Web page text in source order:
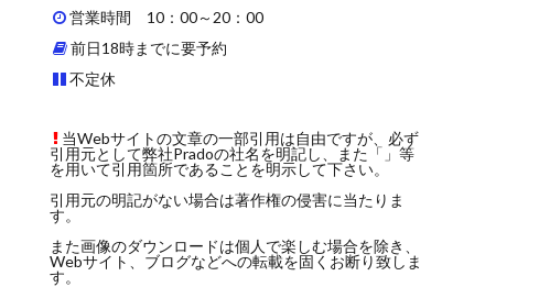
営業時間 10：00～20：00
前日18時までに要予約
不定休
当Webサイトの文章の一部引用は自由ですが、必ず
引用元として弊社Pradoの社名を明記し、また「」等
を用いて引用箇所であることを明示して下さい。
引用元の明記がない場合は著作権の侵害に当たりま
す。
また画像のダウンロードは個人で楽しむ場合を除き、
Webサイト、ブログなどへの転載を固くお断り致しま
す。